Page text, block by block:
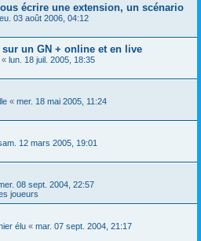
écrire une extension, un scénario
03 août 2006, 04:12
un GN + online et en live
« lun. 18 juil. 2005, 18:35
« mer. 18 mai 2005, 11:24
12 mars 2005, 19:01
08 sept. 2004, 22:57
joueurs
élu « mar. 07 sept. 2004, 21:17